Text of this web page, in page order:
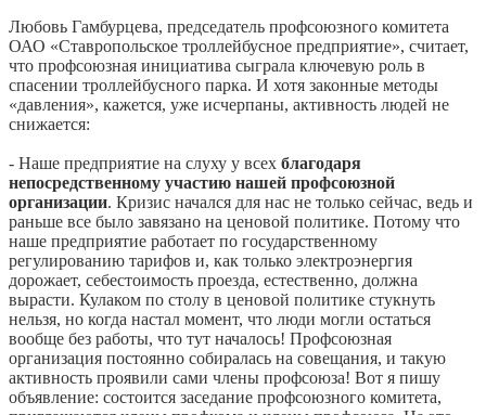
Любовь Гамбурцева, председатель профсоюзного комитета
ОАО «Ставропольское троллейбусное предприятие», считает,
что профсоюзная инициатива сыграла ключевую роль в
спасении троллейбусного парка. И хотя законные методы
«давления», кажется, уже исчерпаны, активность людей не
снижается:
- Наше предприятие на слуху у всех благодаря
непосредственному участию нашей профсоюзной
организации. Кризис начался для нас не только сейчас, ведь и
раньше все было завязано на ценовой политике. Потому что
наше предприятие работает по государственному
регулированию тарифов и, как только электроэнергия
дорожает, себестоимость проезда, естественно, должна
вырасти. Кулаком по столу в ценовой политике стукнуть
нельзя, но когда настал момент, что люди могли остаться
вообще без работы, что тут началось! Профсоюзная
организация постоянно собиралась на совещания, и такую
активность проявили сами члены профсоюза! Вот я пишу
объявление: состоится заседание профсоюзного комитета,